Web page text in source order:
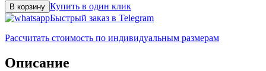
В корзину Купить в один клик
Быстрый заказ в Telegram
Рассчитать стоимость по индивидуальным размерам
Описание